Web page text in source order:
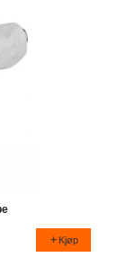
Kjøp